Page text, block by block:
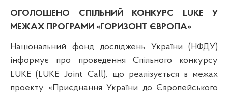
ОГОЛОШЕНО СПІЛЬНИЙ КОНКУРС LUKE У
МЕЖАХ ПРОГРАМИ «ГОРИЗОНТ ЄВРОПА»
Національний фонд досліджень України (НФДУ)
інформує про проведення Спільного конкурсу
LUKE (LUKE Joint Call), що реалізується в межах
проекту «Приєднання України до Європейського